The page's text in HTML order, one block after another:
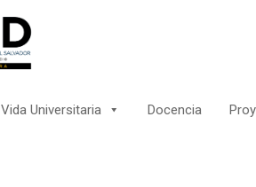
Vida Universitaria Docencia